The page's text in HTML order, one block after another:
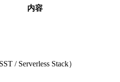
内容
/ Serverless Stack）